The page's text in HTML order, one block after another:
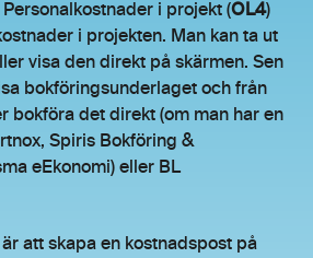
i projekt (OL4)
i projekten. Man kan ta ut
visa den direkt på skärmen. Sen
bokföringsunderlaget och från
bokföra det direkt (om man har en
Spiris Bokföring &
eEkonomi) eller BL
att skapa en kostnadspost på